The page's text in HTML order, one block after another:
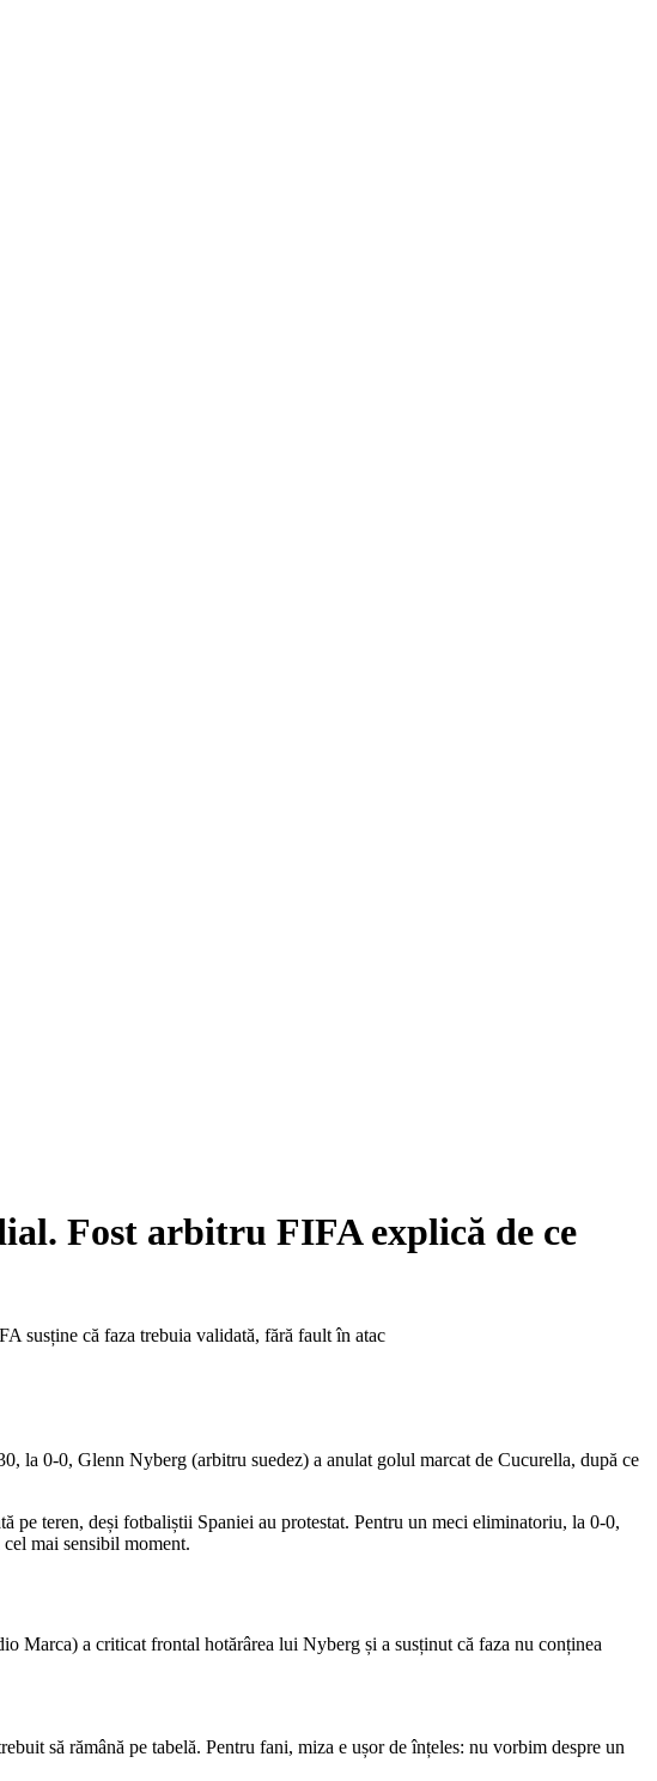
Fost arbitru FIFA explică de ce
susține că faza trebuia validată, fără fault în atac
la 0-0, Glenn Nyberg (arbitru suedez) a anulat golul marcat de Cucurella, după ce
teren, deși fotbaliștii Spaniei au protestat. Pentru un meci eliminatoriu, la 0-0,
mai sensibil moment.
Marca) a criticat frontal hotărârea lui Nyberg și a susținut că faza nu conținea
să rămână pe tabelă. Pentru fani, miza e ușor de înțeles: nu vorbim despre un